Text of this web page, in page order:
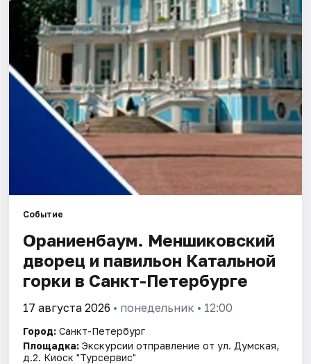
Площадки
Артисты
Рейтинги
Событие
Ораниенбаум. Меншиковский
дворец и павильон Катальной
горки в Санкт-Петербурге
17 августа 2026 • понедельник • 12:00
Город: Санкт-Петербург
Площадка: Экскурсии отправление от ул. Думская,
д.2. Киоск "Турсервис"